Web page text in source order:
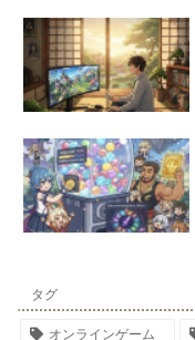
タグ
オンラインゲーム